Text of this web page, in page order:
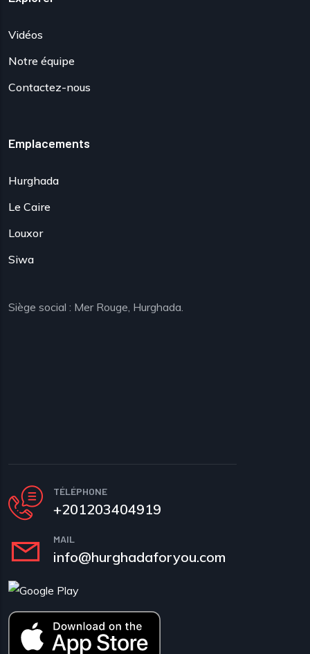
Vidéos
Notre équipe
Contactez-nous
Emplacements
Hurghada
Le Caire
Louxor
Siwa
Siège social : Mer Rouge, Hurghada.
TÉLÉPHONE
+201203404919
MAIL
info@hurghadaforyou.com